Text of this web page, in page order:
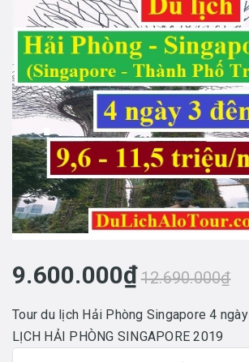
9.600.000₫12.690.000₫
Tour du lịch Hải Phòng Singapore 4
LỊCH HẢI PHÒNG SINGAPORE 2019